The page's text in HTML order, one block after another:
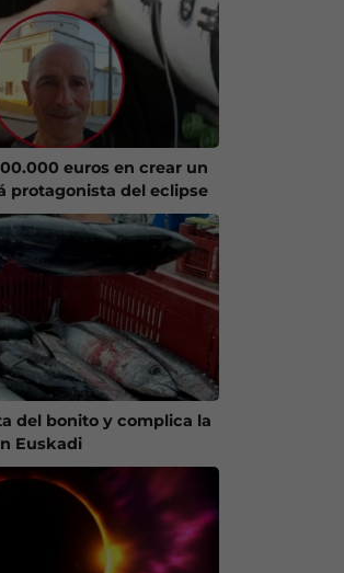
euros en crear un
protagonista del eclipse
del bonito y complica la
Euskadi